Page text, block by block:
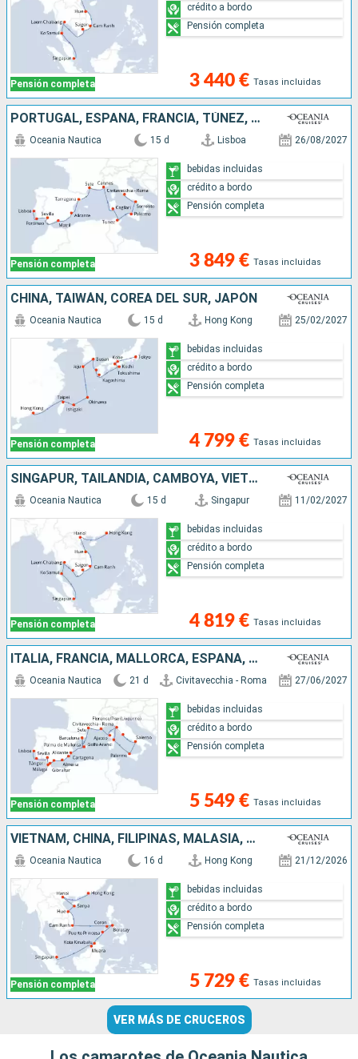
Pensión completa 3 440 € Tasas incluidas
crédito a bordo
Pensión completa
PORTUGAL, ESPAÑA, FRANCIA, TÚNEZ, ITALIA
Pensión completa
Oceania Nautica 15 d Lisboa 26/08/2027
3 849 € Tasas incluidas
bebidas incluidas
crédito a bordo
Pensión completa
CHINA, TAIWÁN, COREA DEL SUR, JAPÓN
Pensión completa
Oceania Nautica 15 d Hong Kong 25/02/2027
4 799 € Tasas incluidas
bebidas incluidas
crédito a bordo
Pensión completa
SINGAPUR, TAILANDIA, CAMBOYA, VIETNAM, CHINA
Pensión completa
Oceania Nautica 15 d Singapur 11/02/2027
4 819 € Tasas incluidas
bebidas incluidas
crédito a bordo
Pensión completa
ITALIA, FRANCIA, MALLORCA, ESPAÑA, GIBRALTAR, MARRUECOS, PORTUGAL
Pensión completa
Oceania Nautica 21 d Civitavecchia - Roma 27/06/2027
5 549 € Tasas incluidas
bebidas incluidas
crédito a bordo
Pensión completa
VIETNAM, CHINA, FILIPINAS, MALASIA, BRUNEI, SINGAPUR
Pensión completa
Oceania Nautica 16 d Hong Kong 21/12/2026
5 729 € Tasas incluidas
bebidas incluidas
crédito a bordo
Pensión completa
VER MÁS DE CRUCEROS